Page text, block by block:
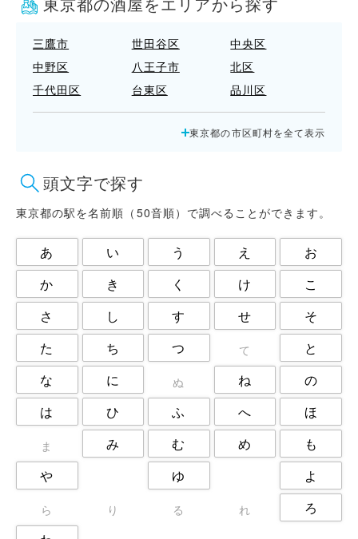
三鷹市 世田谷区
中央区
中野区
八王子市
北区
千代田区
台東区
品川区
国立市
墨田区
多摩市
小金井市
日野市
杉並区
東村山市
板橋区
武蔵野市
港区
町田市
目黒区
福生市
立川市
練馬区
荒川区
葛飾区
西東京市
豊島区
足立区
東京都の市区町村を全て表示
頭文字で探す
東京都の駅を名前順（50音順）で調べることができます。
あ い う え
お
か
き く け
こ
さ
し す せ
そ
た
ち つ て
と
な
に ぬ ね
の
は
ひ ふ へ ほ
ま み む め
も
や
ゆ よ
ら り る れ
ろ